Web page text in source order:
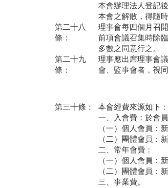
本會辦理法人登記
本會之解散，得隨
第二十八
條：
理事會每四個月召
前項會議召集時除
多數之同意行之。
第二十九
條：
理事應出席理事會
會、監事會者，視同
第三十條：
本會經費來源如下：
一、入會費：於會
（一）個人會員：
（二）團體會員：
二、常年會費：
（一）個人會員：
（二）團體會員：
三、事業費。